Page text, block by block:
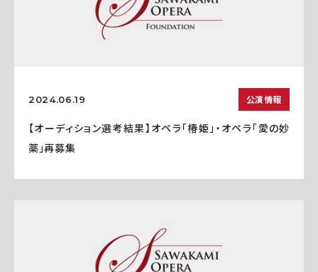
2024.06.19 公演情報
【オーディション選考結果】オペラ「椿姫」・オペラ「愛の妙
薬」再募集